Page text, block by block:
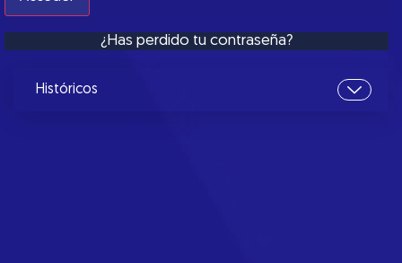
¿Has perdido tu contraseña?
Históricos